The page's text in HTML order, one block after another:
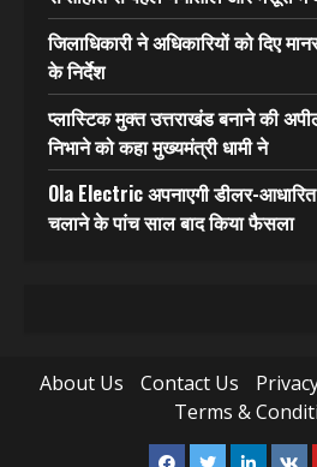
जिलाधिकारी ने अधिकारियों को दिए
के निर्देश
प्लास्टिक मुक्त उत्तराखंड बनाने की
निभाने को कहा मुख्यमंत्री धामी ने
Ola Electric अपनाएगी डीलर-
चलाने के पांच साल बाद किया फैसला
About Us Contact Us
Terms &
Facebook
TwitterLinkedin
VK